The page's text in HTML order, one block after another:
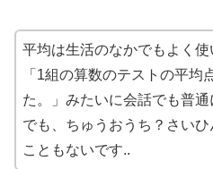
平均は生活のなかでもよく使
「1組の算数のテストの平均
た。」みたいに会話でも普通
でも、ちゅうおうち？さい
こともないです..